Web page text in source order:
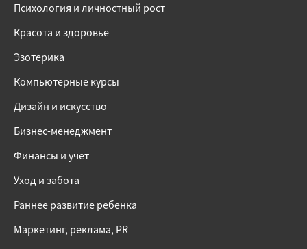
Психология и личностный рост
Красота и здоровье
Эзотерика
Компьютерные курсы
Дизайн и искусство
Бизнес-менеджмент
Финансы и учет
Уход и забота
Раннее развитие ребенка
Маркетинг, реклама, PR